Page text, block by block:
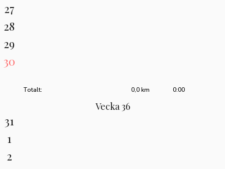
27
28
29
30
Totalt: 0:00
0,0 km
Vecka 36
31
1
2